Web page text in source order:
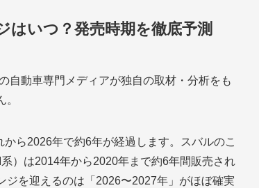
はいつ？発売時期を徹底予測
自動車専門メディアが独自の取材・分析をも
ら2026年で約6年が経過します。スバルのこ
）は2014年から2020年まで約6年間販売され
を迎えるのは「2026〜2027年」がほぼ確実